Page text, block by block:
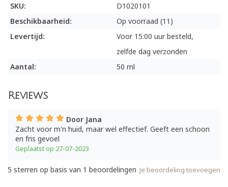
SKU:
D1020101
Beschikbaarheid:
Op voorraad (11)
Levertijd:
Voor 15:00 uur besteld,
zelfde dag verzonden
Aantal:
50 ml
Reviews
Door Jana
Zacht voor m'n huid, maar wel effectief. Geeft een schoon
en fris gevoel
Geplaatst op 27-07-2023
Je beoordeling toevoegen
5 sterren op basis van 1 beoordelingen